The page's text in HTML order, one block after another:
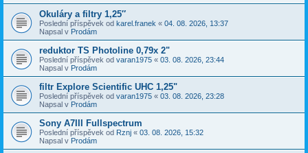
Okuláry a filtry 1,25″
Poslední příspěvek od karel.franek « 04. 08. 2026, 13:37
Napsal v Prodám
reduktor TS Photoline 0,79x 2"
Poslední příspěvek od varan1975 « 03. 08. 2026, 23:44
Napsal v Prodám
filtr Explore Scientific UHC 1,25"
Poslední příspěvek od varan1975 « 03. 08. 2026, 23:28
Napsal v Prodám
Sony A7III Fullspectrum
Poslední příspěvek od Rznj « 03. 08. 2026, 15:32
Napsal v Prodám